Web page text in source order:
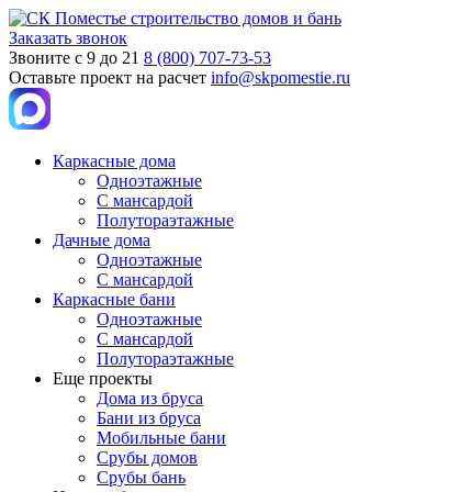
Заказать звонок
Звоните с 9 до 21 8 (800) 707-73-53
Оставьте проект на расчет info@skpomestie.ru
Каркасные дома
Одноэтажные
С мансардой
Полутораэтажные
Дачные дома
Одноэтажные
С мансардой
Каркасные бани
Одноэтажные
С мансардой
Полутораэтажные
Еще проекты
Дома из бруса
Бани из бруса
Мобильные бани
Срубы домов
Срубы бань